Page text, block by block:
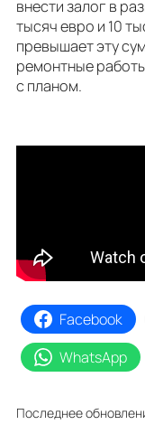
внести залог в
тысяч евро и 10
превышает эту
ремонтные
с планом.
Facebook
WhatsApp
Последнее